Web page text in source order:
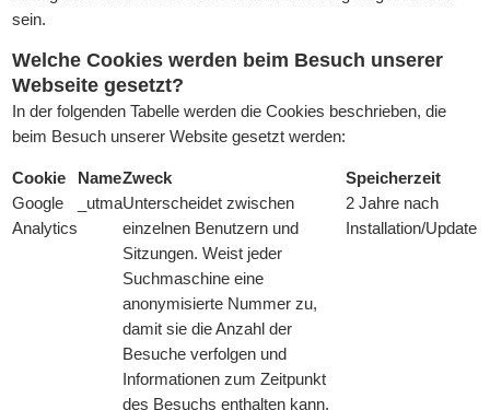
sein.
Welche Cookies werden beim Besuch unserer
Webseite gesetzt?
In der folgenden Tabelle werden die Cookies beschrieben, die
beim Besuch unserer Website gesetzt werden:
Cookie NameZweck
Speicherzeit
Google
Analytics
_utmaUnterscheidet zwischen
einzelnen Benutzern und
Sitzungen. Weist jeder
Suchmaschine eine
anonymisierte Nummer zu,
damit sie die Anzahl der
Besuche verfolgen und
Informationen zum Zeitpunkt
des Besuchs enthalten kann.
2 Jahre nach
Installation/Update